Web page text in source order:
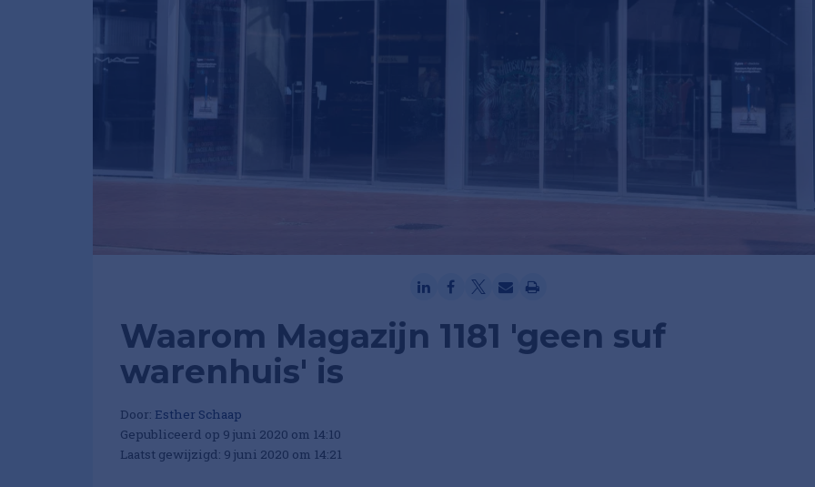
Waarom Magazijn 1181 'geen suf
warenhuis' is
Door: Esther Schaap
Gepubliceerd op 9 juni 2020 om 14:10
Laatst gewijzigd: 9 juni 2020 om 14:21